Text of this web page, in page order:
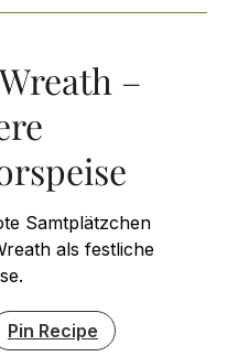
–
Samtplätzchen
als festliche
Pin Recipe